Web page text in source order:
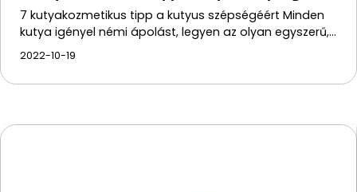
7 kutyakozmetikus tipp a kutyus szépségéért Minden
kutya igényel némi ápolást, legyen az olyan egyszerű,…
2022-10-19